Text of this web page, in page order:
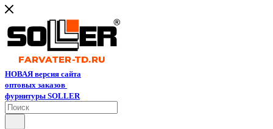
НОВАЯ версия сайта
оптовых заказов
фурнитуры SOLLER